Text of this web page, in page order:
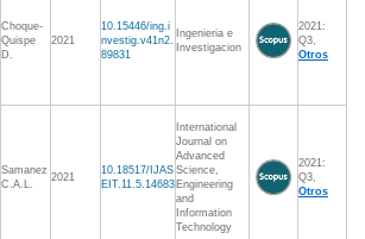
Choque-
Quispe
D.
2021
10.15446/ing.i
nvestig.v41n2.
89831
Ingenieria e
Investigacion
2021:
Q3,
Otros
Samanez
C.A.L.
2021
10.18517/IJAS
EIT.11.5.14683
International
Journal on
Advanced
Science,
Engineering
and
Information
Technology
2021:
Q3,
Otros